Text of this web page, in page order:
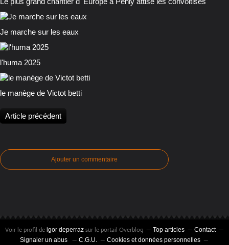
Je marche sur les eaux
l'huma 2025
le manège de Victot betti
Article précédent
Ajouter un commentaire
Voir le profil de igor deperraz sur le portail Overblog Top articles
Contact
Signaler un abus
C.G.U. Cookies et données personnelles